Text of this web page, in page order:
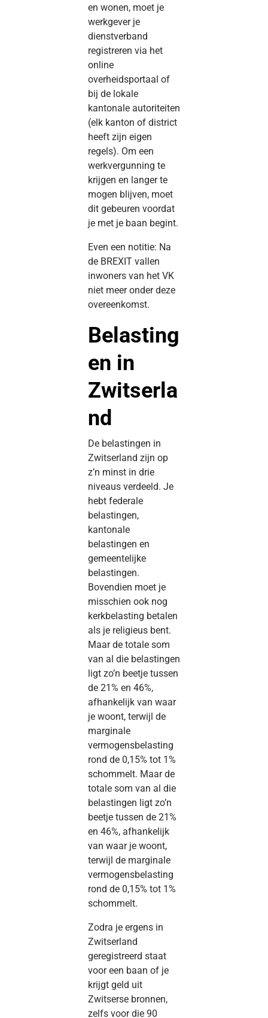
en wonen, moet je
werkgever je
dienstverband
registreren via het
online
overheidsportaal of
bij de lokale
kantonale autoriteiten
(elk kanton of district
heeft zijn eigen
regels). Om een
werkvergunning te
krijgen en langer te
mogen blijven, moet
dit gebeuren voordat
je met je baan begint.
Even een notitie: Na
de BREXIT vallen
inwoners van het VK
niet meer onder deze
overeenkomst.
Belasting
en in
Zwitserla
nd
De belastingen in
Zwitserland zijn op
z’n minst in drie
niveaus verdeeld. Je
hebt federale
belastingen,
kantonale
belastingen en
gemeentelijke
belastingen.
Bovendien moet je
misschien ook nog
kerkbelasting betalen
als je religieus bent.
Maar de totale som
van al die belastingen
ligt zo’n beetje tussen
de 21% en 46%,
afhankelijk van waar
je woont, terwijl de
marginale
vermogensbelasting
rond de 0,15% tot 1%
schommelt. Maar de
totale som van al die
belastingen ligt zo’n
beetje tussen de 21%
en 46%, afhankelijk
van waar je woont,
terwijl de marginale
vermogensbelasting
rond de 0,15% tot 1%
schommelt.
Zodra je ergens in
Zwitserland
geregistreerd staat
voor een baan of je
krijgt geld uit
Zwitserse bronnen,
zelfs voor die 90